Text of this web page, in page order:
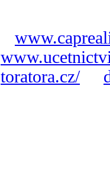
toratora.cz/